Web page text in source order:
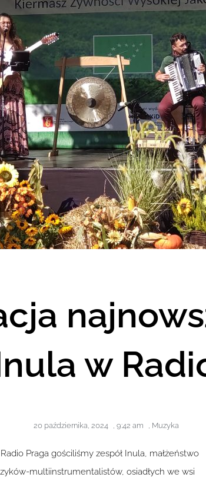
w
20 października, 2024 , 9:42 am , Muzyka
Praga gościliśmy zespół Inula, małżeństwo
multiinstrumentalistów, osiadłych we wsi